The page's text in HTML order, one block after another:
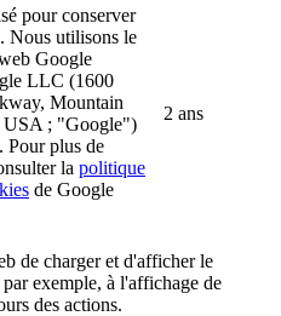
pour conserver
Nous utilisons le
Google
LLC (1600
Mountain
; "Google")
Pour plus de
la politique
de Google
2 ans
de charger et d'afficher le
exemple, à l'affichage de
des actions.